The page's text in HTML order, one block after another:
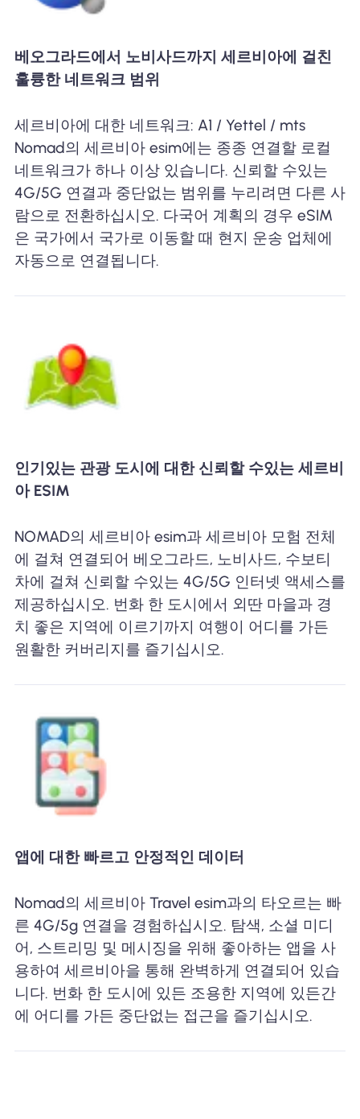
베오그라드에서 노비사드까지 세르비아에 걸친
훌륭한 네트워크 범위
세르비아에 대한 네트워크: A1 / Yettel / mts
Nomad의 세르비아 esim에는 종종 연결할 로컬
네트워크가 하나 이상 있습니다. 신뢰할 수있는
4G/5G 연결과 중단없는 범위를 누리려면 다른 사
람으로 전환하십시오. 다국어 계획의 경우 eSIM
은 국가에서 국가로 이동할 때 현지 운송 업체에
자동으로 연결됩니다.
인기있는 관광 도시에 대한 신뢰할 수있는 세르비
아 ESIM
NOMAD의 세르비아 esim과 세르비아 모험 전체
에 걸쳐 연결되어 베오그라드, 노비사드, 수보티
차에 걸쳐 신뢰할 수있는 4G/5G 인터넷 액세스를
제공하십시오. 번화 한 도시에서 외딴 마을과 경
치 좋은 지역에 이르기까지 여행이 어디를 가든
원활한 커버리지를 즐기십시오.
앱에 대한 빠르고 안정적인 데이터
Nomad의 세르비아 Travel esim과의 타오르는 빠
른 4G/5g 연결을 경험하십시오. 탐색, 소셜 미디
어, 스트리밍 및 메시징을 위해 좋아하는 앱을 사
용하여 세르비아을 통해 완벽하게 연결되어 있습
니다. 번화 한 도시에 있든 조용한 지역에 있든간
에 어디를 가든 중단없는 접근을 즐기십시오.